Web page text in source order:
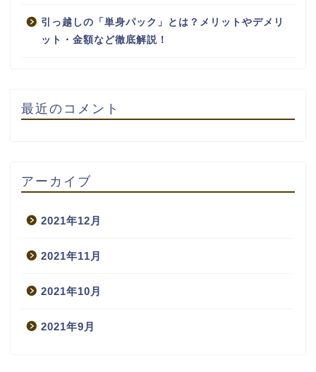
引っ越しの「単身パック」とは？メリットやデメリ
ット・金額など徹底解説！
最近のコメント
アーカイブ
2021年12月
2021年11月
2021年10月
2021年9月